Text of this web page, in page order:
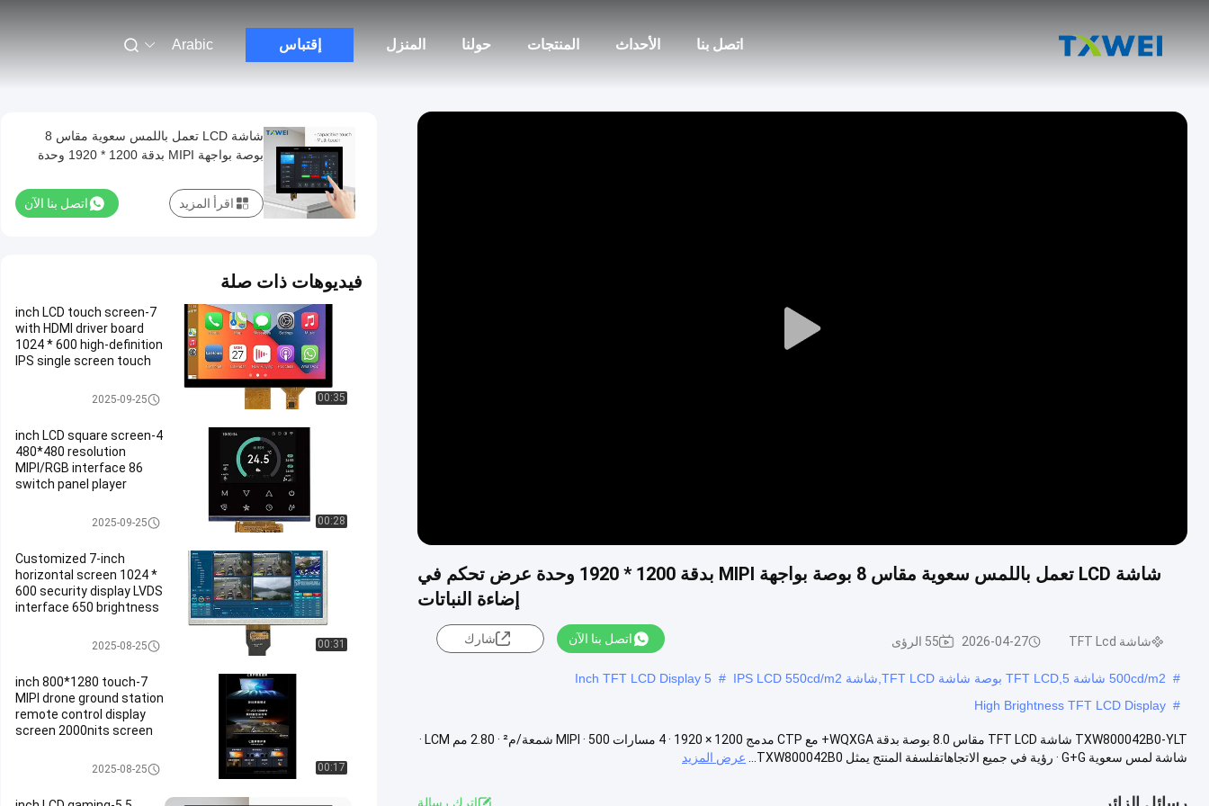
المنزل حولنا المنتجات الأحداث اتصل بنا إقتباس Arabic
Play
شاشة LCD تعمل باللمس سعوية مقاس 8 بوصة بواجهة MIPI بدقة 1200 * 1920 وحدة عرض تحكم في
إضاءة النباتات
شاشة TFT Lcd 2026-04-27 55 الرؤى اتصل بنا الآن شارك
# 500cd/m2 شاشة TFT LCD,5 بوصة شاشة TFT LCD,شاشة IPS LCD 550cd/m2 #
5 Inch TFT LCD Display
#
High Brightness TFT LCD Display
TXW800042B0-YLT شاشة TFT LCD مقاس 8.0 بوصة بدقة WQXGA+ مع CTP مدمج 1200 × 1920 · 4 مسارات MIPI · 500 شمعة/م² · 2.80 مم LCM ·
شاشة لمس سعوية G+G · رؤية في جميع الاتجاهاتفلسفة المنتج يمثل TXW800042B0...
عرض المزيد
اترك رسالة
شاشة LCD تعمل باللمس سعوية مقاس 8
بوصة بواجهة MIPI بدقة 1200 * 1920 وحدة
اتصل بنا الآن اقرأ المزيد
فيديوهات ذات صلة
00:35
7-inch LCD touch screen
with HDMI driver board
1024 * 600 high-definition
IPS single screen touch
2025-09-25
00:28
4-inch LCD square screen
480*480 resolution
MIPI/RGB interface 86
switch panel player
2025-09-25
00:31
Customized 7-inch
horizontal screen 1024 *
600 security display LVDS
interface 650 brightness
2025-08-25
00:17
7-inch 800*1280 touch
MIPI drone ground station
remote control display
screen 2000nits screen
2025-08-25